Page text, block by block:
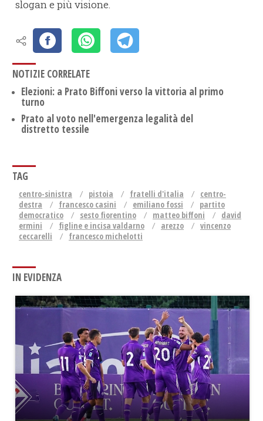
slogan e più visione.
NOTIZIE CORRELATE
Elezioni: a Prato Biffoni verso la vittoria al primo
turno
​Prato al voto nell'emergenza legalità del
distretto tessile
TAG
centro-sinistra pistoia fratelli d'italia
centro-
destra
francesco casini emiliano fossi
partito
democratico
sesto fiorentino matteo biffoni
david
ermini
figline e incisa valdarno arezzo
vincenzo
ceccarelli
francesco michelotti
IN EVIDENZA